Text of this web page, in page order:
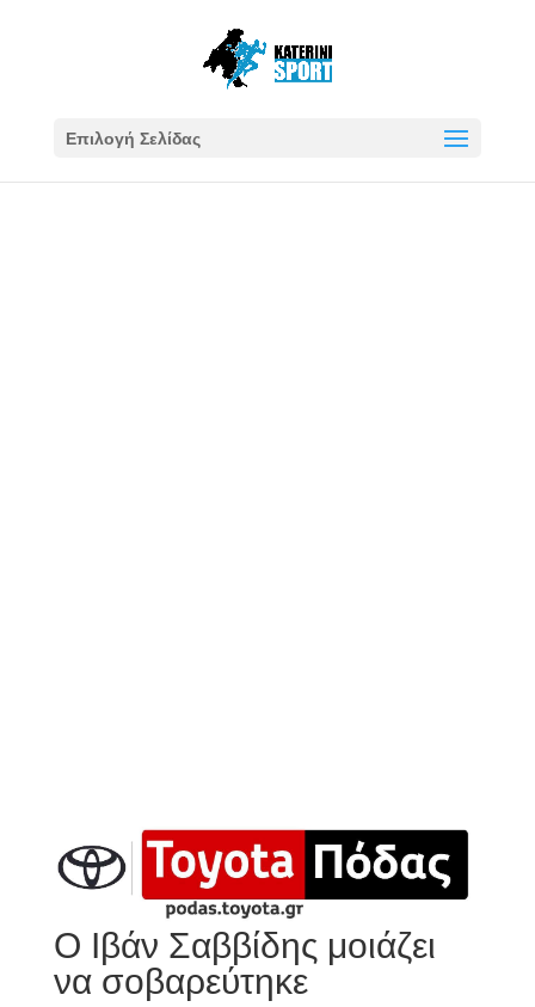
Επιλογή Σελίδας
Ο Ιβάν Σαββίδης μοιάζει
να σοβαρεύτηκε